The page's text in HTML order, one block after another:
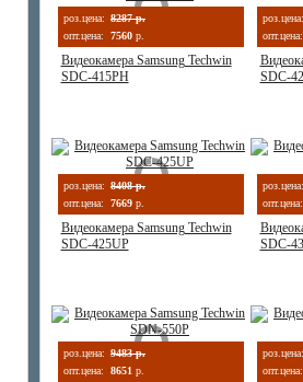
роз.цена: 8287 р.
опт.цена:
7560 р.
Видеокамера Samsung Techwin
SDC-415PH
роз.цена:
опт.цена:
SDC-
роз.цена: 8408 р.
опт.цена:
7669 р.
Видеокамера Samsung Techwin
SDC-425UP
роз.цена:
опт.цена:
SDC-
роз.цена: 9483 р.
опт.цена:
8651 р.
роз.цена:
опт.цена: